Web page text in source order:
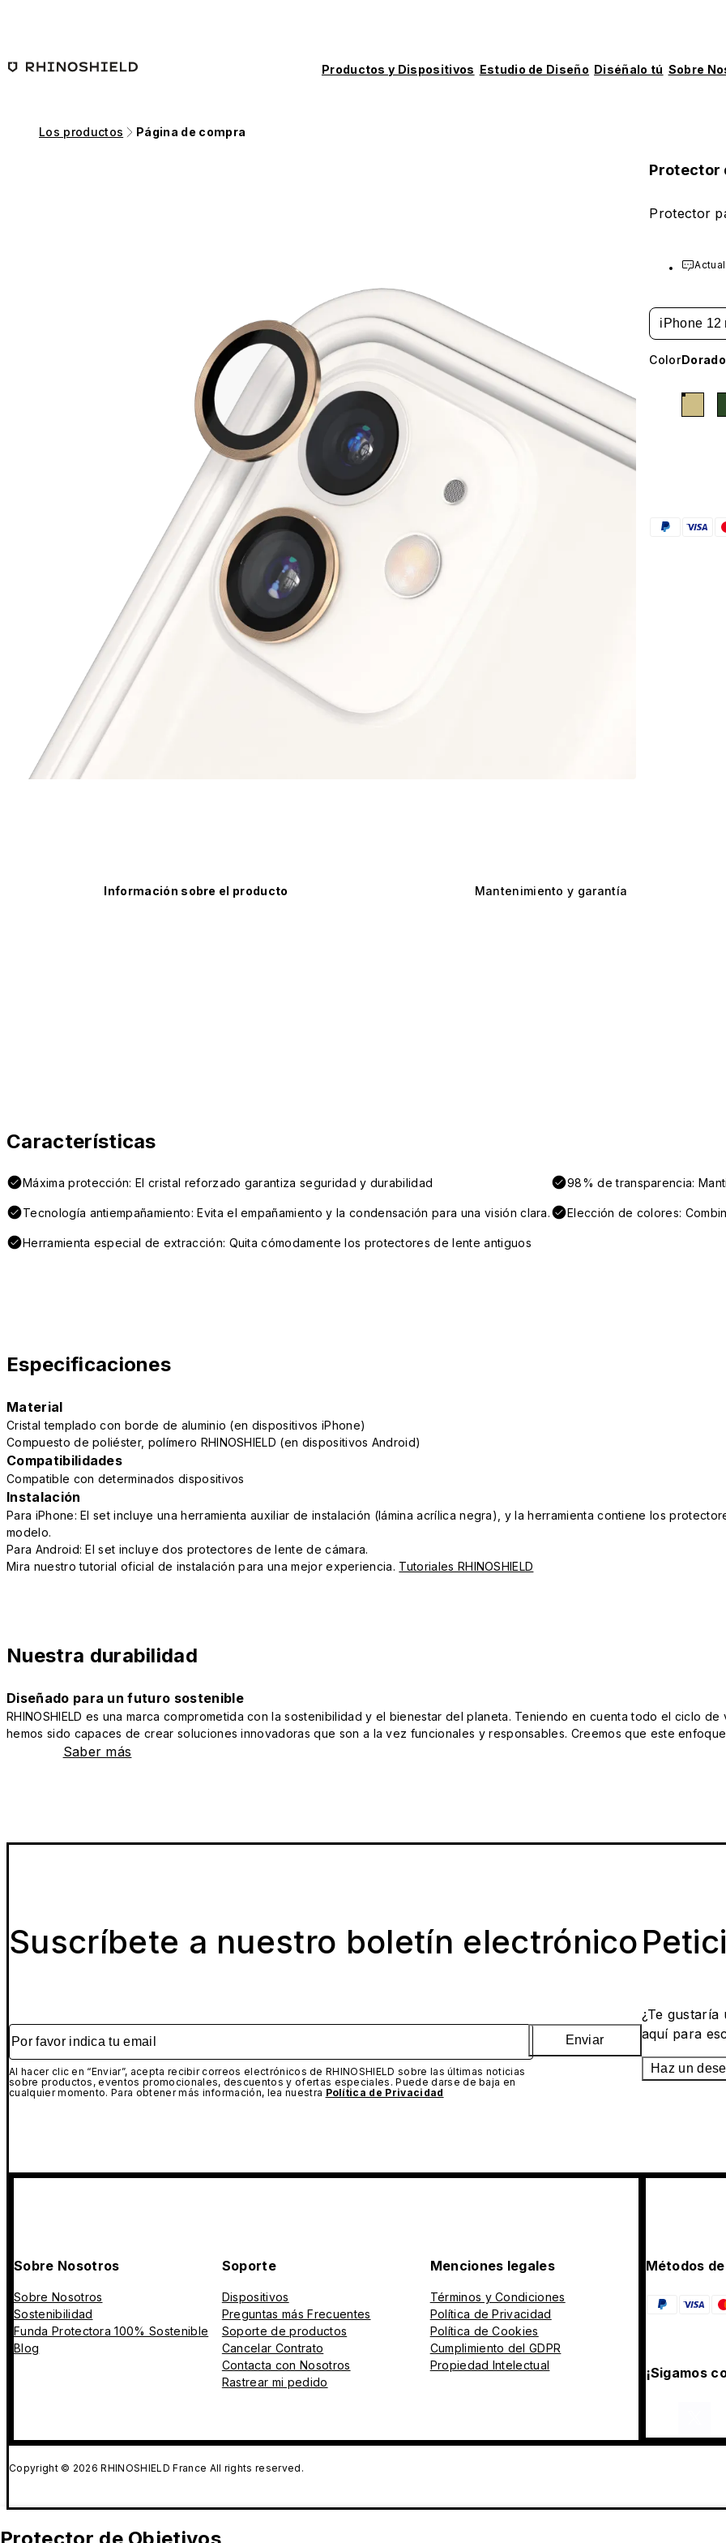
Productos y Dispositivos Estudio de Diseño Diséñalo tú Sobre
Los productos Página de compra
Protector
Protector
iPhone 12
ColorDorado
Información sobre el producto Mantenimiento y garantía
Características
Máxima protección: El cristal reforzado garantiza seguridad y durabilidad 98% de transparencia:
Tecnología antiempañamiento: Evita el empañamiento y la condensación para una visión clara. Elección de colores:
Herramienta especial de extracción: Quita cómodamente los protectores de lente antiguos
Especificaciones
Material
Cristal templado con borde de aluminio (en dispositivos iPhone)
Compuesto de poliéster, polímero RHINOSHIELD (en dispositivos Android)
Compatibilidades
Compatible con determinados dispositivos
Instalación
Para iPhone: El set incluye una herramienta auxiliar de instalación (lámina acrílica negra), y la herramienta contiene los
modelo.
Para Android: El set incluye dos protectores de lente de cámara.
Mira nuestro tutorial oficial de instalación para una mejor experiencia. Tutoriales RHINOSHIELD
Nuestra durabilidad
Diseñado para un futuro sostenible
RHINOSHIELD es una marca comprometida con la sostenibilidad y el bienestar del planeta. Teniendo en cuenta todo el ciclo
hemos sido capaces de crear soluciones innovadoras que son a la vez funcionales y responsables. Creemos que este
Saber más
Suscríbete a nuestro boletín electrónico
Por favor indica tu email
Al hacer clic en “Enviar”, acepta recibir correos electrónicos de RHINOSHIELD sobre las últimas noticias
sobre productos, eventos promocionales, descuentos y ofertas especiales. Puede darse de baja en
cualquier momento. Para obtener más información, lea nuestra Política de Privacidad
Enviar
¿Te gustaría
aquí para
Haz un
Sobre Nosotros
Sobre Nosotros
Sostenibilidad
Funda Protectora 100% Sostenible
Blog
Soporte
Dispositivos
Preguntas más Frecuentes
Soporte de productos
Cancelar Contrato
Contacta con Nosotros
Rastrear mi pedido
Menciones legales
Términos y Condiciones
Política de Privacidad
Política de Cookies
Cumplimiento del GDPR
Propiedad Intelectual
Métodos
¡Sigamos
Copyright © 2026 RHINOSHIELD France All rights reserved.